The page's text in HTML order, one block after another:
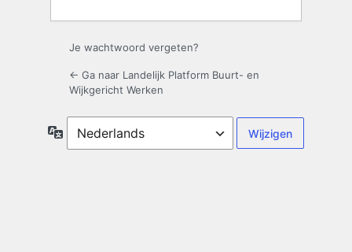
Je wachtwoord vergeten?
← Ga naar Landelijk Platform Buurt- en
Wijkgericht Werken
Taal